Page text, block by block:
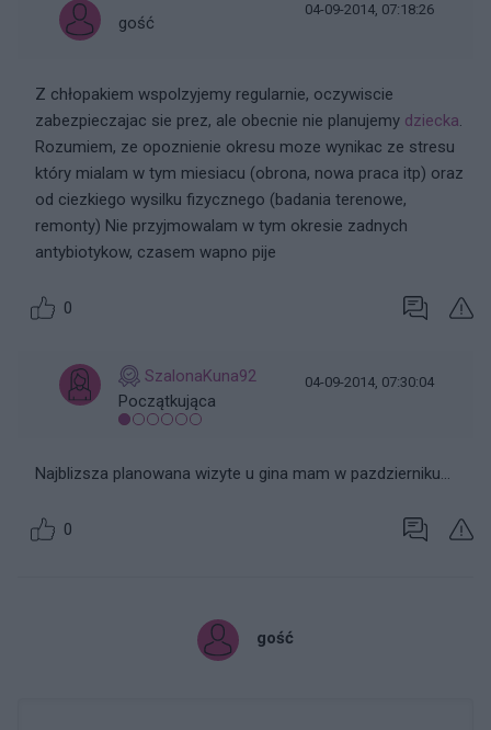
gość
04-09-2014, 07:18:26
Z chłopakiem wspolzyjemy regularnie, oczywiscie
zabezpieczajac sie prez, ale obecnie nie planujemy dziecka.
Rozumiem, ze opoznienie okresu moze wynikac ze stresu
który mialam w tym miesiacu (obrona, nowa praca itp) oraz
od ciezkiego wysilku fizycznego (badania terenowe,
remonty) Nie przyjmowalam w tym okresie zadnych
antybiotykow, czasem wapno pije
0
SzalonaKuna92
Początkująca
04-09-2014, 07:30:04
Najblizsza planowana wizyte u gina mam w pazdzierniku...
0
gość